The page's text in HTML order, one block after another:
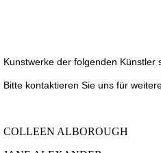
Kunstwerke der folgenden Künstler
Bitte kontaktieren Sie uns für
COLLEEN ALBOROUGH